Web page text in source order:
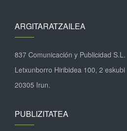
ARGITARATZAILEA
837 Comunicación y Publicidad S.L.
Letxunborro Hiribidea 100, 2 eskubi
20305 Irun.
PUBLIZITATEA